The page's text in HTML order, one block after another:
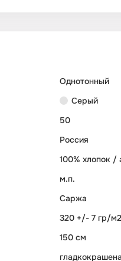
Однотонный
Серый
50
Россия
100% хлопок /
м.п.
Саржа
320 +/- 7 гр/м2
150 см